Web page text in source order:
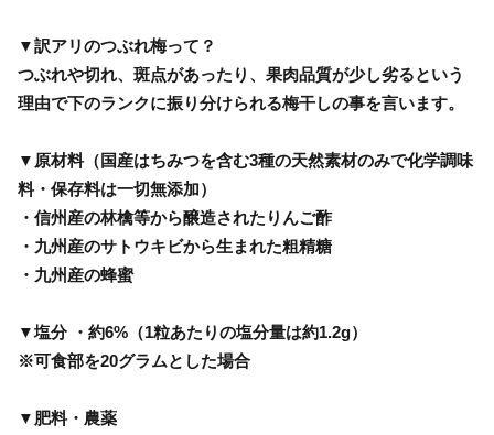
▼訳アリのつぶれ梅って？
つぶれや切れ、斑点があったり、果肉品質が少し劣るという
理由で下のランクに振り分けられる梅干しの事を言います。
▼原材料（国産はちみつを含む3種の天然素材のみで化学調味
料・保存料は一切無添加）
・信州産の林檎等から醸造されたりんご酢
・九州産のサトウキビから生まれた粗精糖
・九州産の蜂蜜
▼塩分 ・約6%（1粒あたりの塩分量は約1.2g）
※可食部を20グラムとした場合
▼肥料・農薬